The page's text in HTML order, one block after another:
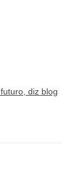
diz blog